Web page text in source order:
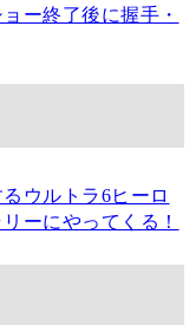
ー終了後に握手・
ウルトラ6ヒーロ
ーにやってくる！